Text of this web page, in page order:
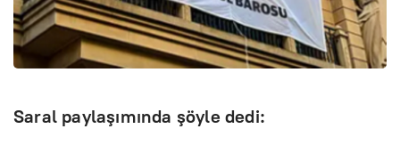
Saral paylaşımında şöyle dedi: